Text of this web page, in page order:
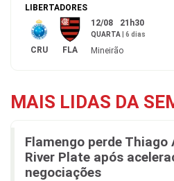
LIBERTADORES
CRU FLA
12/08 21h30
QUARTA 6 dias
Mineirão
MAIS LIDAS DA
Flamengo perde Thiago
River Plate após
negociações